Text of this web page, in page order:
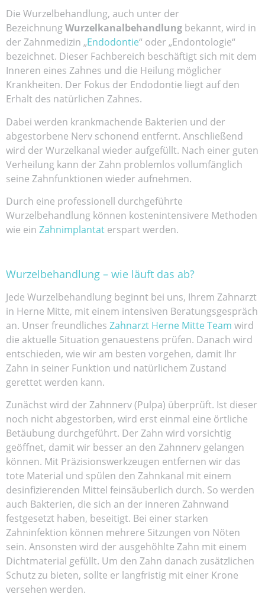
Die Wurzelbehandlung, auch unter der
BezeichnungWurzelkanalbehandlung bekannt, wird in
der Zahnmedizin „Endodontie“ oder „Endontologie“
bezeichnet. Dieser Fachbereich beschäftigt sich mit dem
Inneren eines Zahnes und die Heilung möglicher
Krankheiten. Der Fokus der Endodontie liegt auf den
Erhalt des natürlichen Zahnes.
Dabei werden krankmachende Bakterien und der
abgestorbene Nerv schonend entfernt. Anschließend
wird der Wurzelkanal wieder aufgefüllt. Nach einer guten
Verheilung kann der Zahn problemlos vollumfänglich
seine Zahnfunktionen wieder aufnehmen.
Durch eine professionell durchgeführte
Wurzelbehandlung können kostenintensivere Methoden
wie ein Zahnimplantat erspart werden.
Wurzelbehandlung – wie läuft das ab?
Jede Wurzelbehandlung beginnt bei uns, Ihrem Zahnarzt
in Herne Mitte, mit einem intensiven Beratungsgespräch
an. Unser freundliches Zahnarzt Herne Mitte Team wird
die aktuelle Situation genauestens prüfen. Danach wird
entschieden, wie wir am besten vorgehen, damit Ihr
Zahn in seiner Funktion und natürlichem Zustand
gerettet werden kann.
Zunächst wird der Zahnnerv (Pulpa) überprüft. Ist dieser
noch nicht abgestorben, wird erst einmal eine örtliche
Betäubung durchgeführt. Der Zahn wird vorsichtig
geöffnet, damit wir besser an den Zahnnerv gelangen
können. Mit Präzisionswerkzeugen entfernen wir das
tote Material und spülen den Zahnkanal mit einem
desinfizierenden Mittel feinsäuberlich durch. So werden
auch Bakterien, die sich an der inneren Zahnwand
festgesetzt haben, beseitigt. Bei einer starken
Zahninfektion können mehrere Sitzungen von Nöten
sein. Ansonsten wird der ausgehöhlte Zahn mit einem
Dichtmaterial gefüllt. Um den Zahn danach zusätzlichen
Schutz zu bieten, sollte er langfristig mit einer Krone
versehen werden.